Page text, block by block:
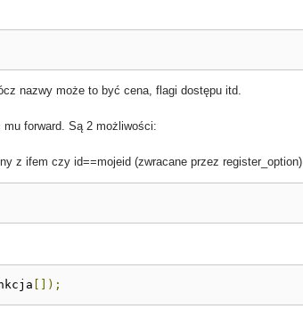
nazwy może to być cena, flagi dostępu itd.
forward. Są 2 możliwości:
z ifem czy id==mojeid (zwracane przez register_option)
[]);